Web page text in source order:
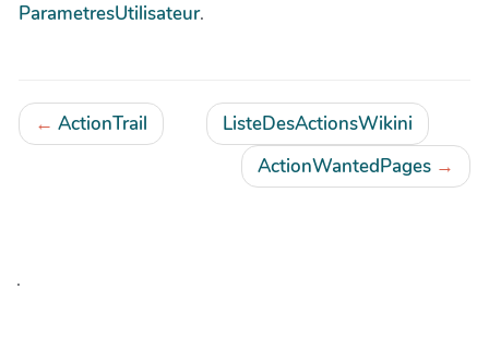
ParametresUtilisateur.
← ActionTrail
ListeDesActionsWikini
ActionWantedPages →
.